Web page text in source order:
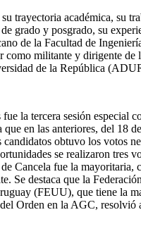
trayectoria académica, su
grado y posgrado, su
de la Facultad de
como militante y dirigente de
de la República
la tercera sesión especial
que en las anteriores, del 18
obtuvo los votos
se realizaron tres
Cancela fue la mayoritaria,
Se destaca que la
(FEUU), que tiene la
Orden en la AGC, resolvió